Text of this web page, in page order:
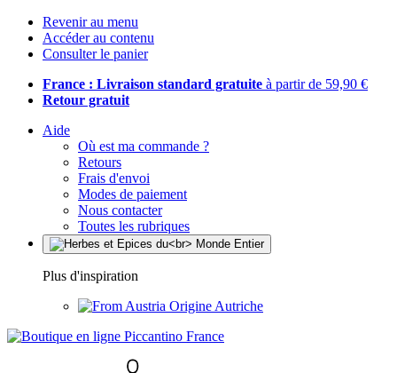
Revenir au menu
Accéder au contenu
Consulter le panier
France : Livraison standard gratuite à partir de 59,90 €
Retour gratuit
Aide
Où est ma commande ?
Retours
Frais d'envoi
Modes de paiement
Nous contacter
Toutes les rubriques
Plus d'inspiration
Origine Autriche